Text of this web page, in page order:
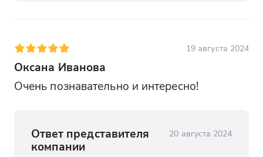
19 августа 2024
Оксана Иванова
Очень познавательно и интересно!
Ответ представителя
компании
20 августа 2024